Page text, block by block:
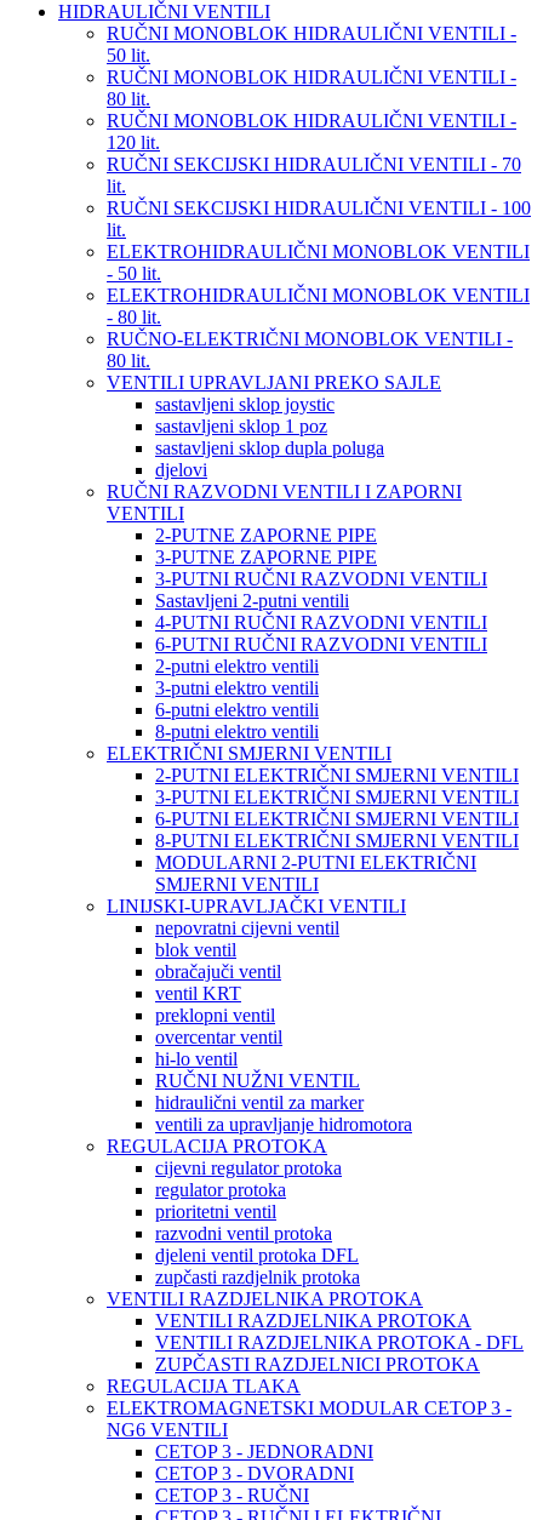
HIDRAULIČNI VENTILI
RUČNI MONOBLOK HIDRAULIČNI VENTILI -
50 lit.
RUČNI MONOBLOK HIDRAULIČNI VENTILI -
80 lit.
RUČNI MONOBLOK HIDRAULIČNI VENTILI -
120 lit.
RUČNI SEKCIJSKI HIDRAULIČNI VENTILI - 70
lit.
RUČNI SEKCIJSKI HIDRAULIČNI VENTILI - 100
lit.
ELEKTROHIDRAULIČNI MONOBLOK VENTILI
- 50 lit.
ELEKTROHIDRAULIČNI MONOBLOK VENTILI
- 80 lit.
RUČNO-ELEKTRIČNI MONOBLOK VENTILI -
80 lit.
VENTILI UPRAVLJANI PREKO SAJLE
sastavljeni sklop joystic
sastavljeni sklop 1 poz
sastavljeni sklop dupla poluga
djelovi
RUČNI RAZVODNI VENTILI I ZAPORNI
VENTILI
2-PUTNE ZAPORNE PIPE
3-PUTNE ZAPORNE PIPE
3-PUTNI RUČNI RAZVODNI VENTILI
Sastavljeni 2-putni ventili
4-PUTNI RUČNI RAZVODNI VENTILI
6-PUTNI RUČNI RAZVODNI VENTILI
2-putni elektro ventili
3-putni elektro ventili
6-putni elektro ventili
8-putni elektro ventili
ELEKTRIČNI SMJERNI VENTILI
2-PUTNI ELEKTRIČNI SMJERNI VENTILI
3-PUTNI ELEKTRIČNI SMJERNI VENTILI
6-PUTNI ELEKTRIČNI SMJERNI VENTILI
8-PUTNI ELEKTRIČNI SMJERNI VENTILI
MODULARNI 2-PUTNI ELEKTRIČNI
SMJERNI VENTILI
LINIJSKI-UPRAVLJAČKI VENTILI
nepovratni cijevni ventil
blok ventil
obračajuči ventil
ventil KRT
preklopni ventil
overcentar ventil
hi-lo ventil
RUČNI NUŽNI VENTIL
hidraulični ventil za marker
ventili za upravljanje hidromotora
REGULACIJA PROTOKA
cijevni regulator protoka
regulator protoka
prioritetni ventil
razvodni ventil protoka
djeleni ventil protoka DFL
zupčasti razdjelnik protoka
VENTILI RAZDJELNIKA PROTOKA
VENTILI RAZDJELNIKA PROTOKA
VENTILI RAZDJELNIKA PROTOKA - DFL
ZUPČASTI RAZDJELNICI PROTOKA
REGULACIJA TLAKA
ELEKTROMAGNETSKI MODULAR CETOP 3 -
NG6 VENTILI
CETOP 3 - JEDNORADNI
CETOP 3 - DVORADNI
CETOP 3 - RUČNI